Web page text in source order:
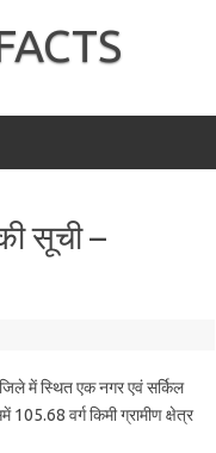
सूची –
में स्थित एक नगर एवं सर्किल
वर्ग किमी ग्रामीण क्षेत्र